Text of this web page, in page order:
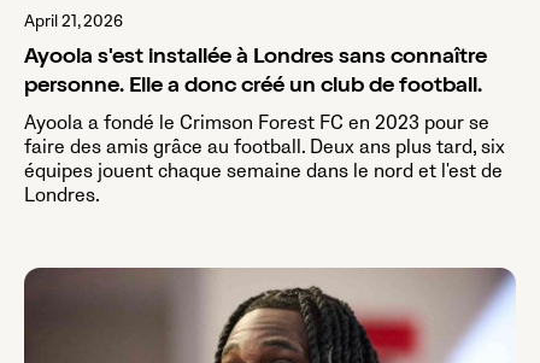
April 21, 2026
Ayoola s'est installée à Londres sans connaître
personne. Elle a donc créé un club de football.
Ayoola a fondé le Crimson Forest FC en 2023 pour se
faire des amis grâce au football. Deux ans plus tard, six
équipes jouent chaque semaine dans le nord et l'est de
Londres.